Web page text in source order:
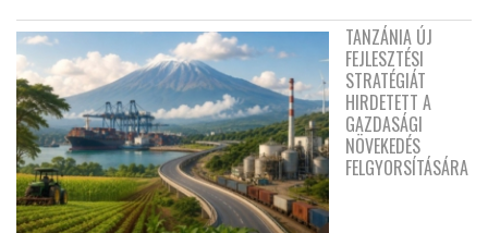
TANZÁNIA ÚJ
FEJLESZTÉSI
STRATÉGIÁT
HIRDETETT A
GAZDASÁGI
NÖVEKEDÉS
FELGYORSÍTÁSÁRA